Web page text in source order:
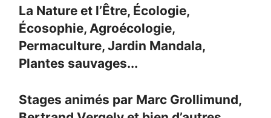
La Nature et l’Être, Écologie,
Écosophie, Agroécologie,
Permaculture, Jardin Mandala,
Plantes sauvages...
Stages animés par Marc Grollimund,